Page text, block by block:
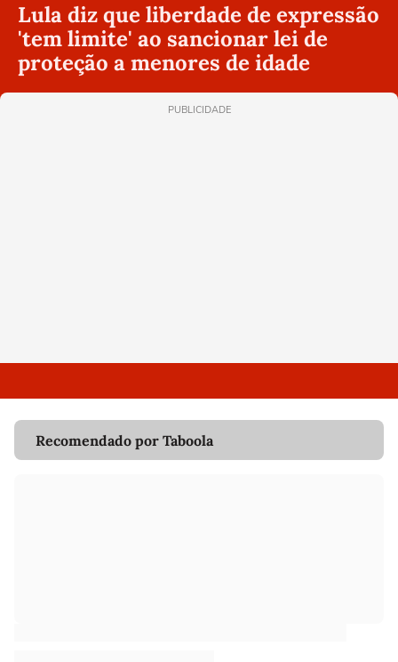
Lula diz que liberdade de expressão
'tem limite' ao sancionar lei de
proteção a menores de idade
PUBLICIDADE
Recomendado por Taboola